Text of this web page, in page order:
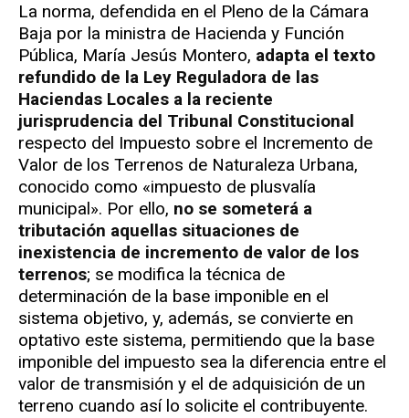
La norma, defendida en el Pleno de la Cámara
Baja por la ministra de Hacienda y Función
Pública, María Jesús Montero, adapta el texto
refundido de la Ley Reguladora de las
Haciendas Locales a la reciente
jurisprudencia del Tribunal Constitucional
respecto del Impuesto sobre el Incremento de
Valor de los Terrenos de Naturaleza Urbana,
conocido como «impuesto de plusvalía
municipal». Por ello, no se someterá a
tributación aquellas situaciones de
inexistencia de incremento de valor de los
terrenos; se modifica la técnica de
determinación de la base imponible en el
sistema objetivo, y, además, se convierte en
optativo este sistema, permitiendo que la base
imponible del impuesto sea la diferencia entre el
valor de transmisión y el de adquisición de un
terreno cuando así lo solicite el contribuyente.